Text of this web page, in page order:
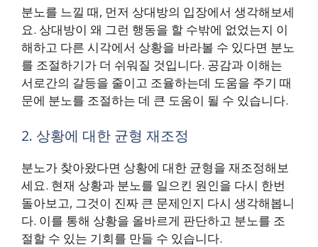
분노를 느낄 때, 먼저 상대방의 입장에서 생각해보세
요. 상대방이 왜 그런 행동을 할 수밖에 없었는지 이
해하고 다른 시각에서 상황을 바라볼 수 있다면 분노
를 조절하기가 더 쉬워질 것입니다. 공감과 이해는
서로간의 갈등을 줄이고 조율하는데 도움을 주기 때
문에 분노를 조절하는 데 큰 도움이 될 수 있습니다.
2. 상황에 대한 균형 재조정
분노가 찾아왔다면 상황에 대한 균형을 재조정해보
세요. 현재 상황과 분노를 일으킨 원인을 다시 한번
돌아보고, 그것이 진짜 큰 문제인지 다시 생각해봅니
다. 이를 통해 상황을 올바르게 판단하고 분노를 조
절할 수 있는 기회를 만들 수 있습니다.